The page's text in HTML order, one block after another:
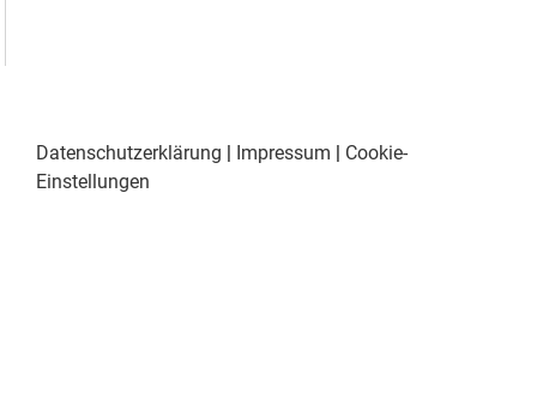
Datenschutzerklärung | Impressum | Cookie-
Einstellungen